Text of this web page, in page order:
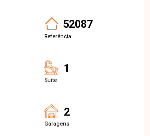
52087
Referência
1
Suite
2
Garagens